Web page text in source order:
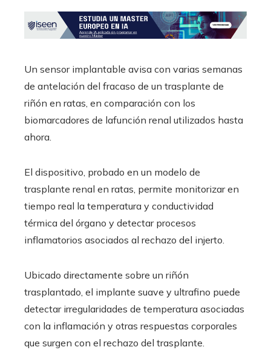
Un sensor implantable avisa con varias semanas
de antelación del fracaso de un trasplante de
riñón en ratas, en comparación con los
biomarcadores de lafunción renal utilizados hasta
ahora.
El dispositivo, probado en un modelo de
trasplante renal en ratas, permite monitorizar en
tiempo real la temperatura y conductividad
térmica del órgano y detectar procesos
inflamatorios asociados al rechazo del injerto.
Ubicado directamente sobre un riñón
trasplantado, el implante suave y ultrafino puede
detectar irregularidades de temperatura asociadas
con la inflamación y otras respuestas corporales
que surgen con el rechazo del trasplante.